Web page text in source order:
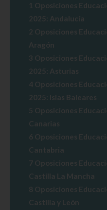
1 Oposiciones
2025: Andalucía
2 Oposiciones
Aragón
3 Oposiciones
2025: Asturias
4Oposiciones
2025: Islas Baleares
5 Oposiciones
Canarias
6 Oposiciones
Cantabria
7Oposiciones
Castilla La Mancha
8 Oposiciones
Castilla y León